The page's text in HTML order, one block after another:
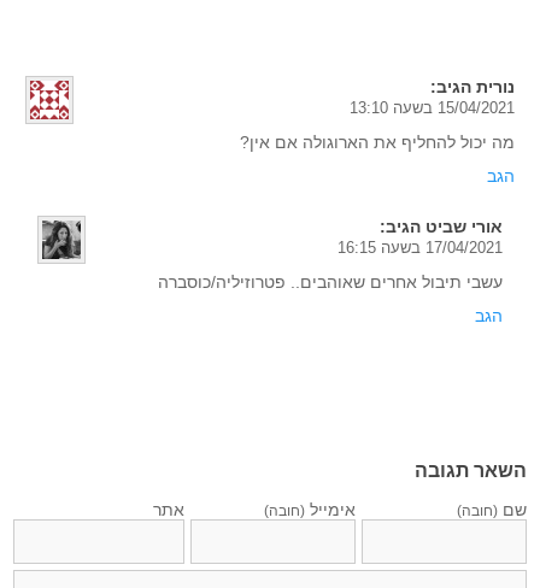
נורית הגיב:
15/04/2021 בשעה 13:10
מה יכול להחליף את הארוגולה אם אין?
הגב
אורי שביט הגיב:
17/04/2021 בשעה 16:15
עשבי תיבול אחרים שאוהבים.. פטרוזיליה/כוסברה
הגב
השאר תגובה
שם (חובה) אימייל (חובה) אתר